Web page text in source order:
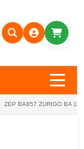
ZEP BA857 ZURIGO BA